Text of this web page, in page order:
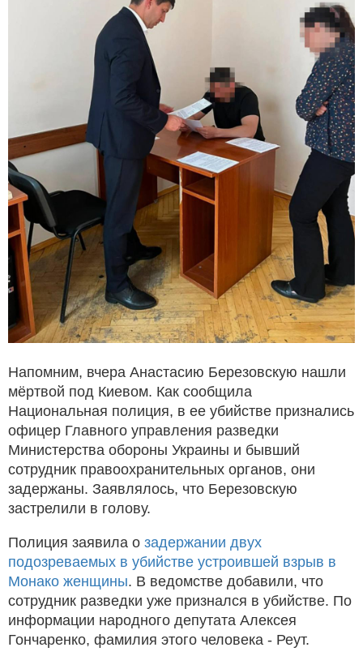
Напомним, вчера Анастасию Березовскую нашли
мёртвой под Киевом. Как сообщила
Национальная полиция, в ее убийстве признались
офицер Главного управления разведки
Министерства обороны Украины и бывший
сотрудник правоохранительных органов, они
задержаны. Заявлялось, что Березовскую
застрелили в голову.
Полиция заявила о задержании двух
подозреваемых в убийстве устроившей взрыв в
Монако женщины. В ведомстве добавили, что
сотрудник разведки уже признался в убийстве. По
информации народного депутата Алексея
Гончаренко, фамилия этого человека - Реут.